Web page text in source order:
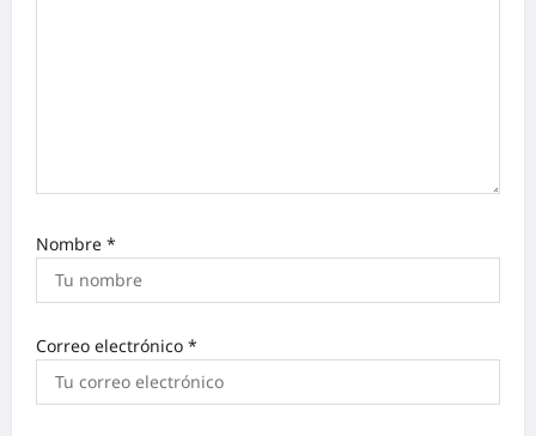
Nombre *
Correo electrónico *